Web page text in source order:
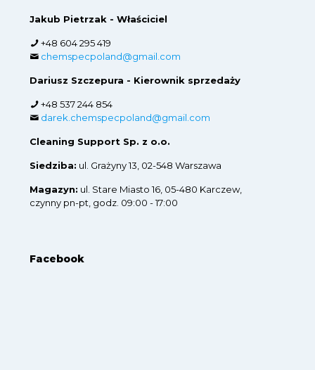
Jakub Pietrzak - Właściciel
+48 604 295 419
chemspecpoland@gmail.com
Dariusz Szczepura - Kierownik sprzedaży
+48 537 244 854
darek.chemspecpoland@gmail.com
Cleaning Support Sp. z o.o.
Siedziba: ul. Grażyny 13, 02-548 Warszawa
Magazyn: ul. Stare Miasto 16, 05-480 Karczew,
czynny pn-pt, godz. 09:00 - 17:00
Facebook